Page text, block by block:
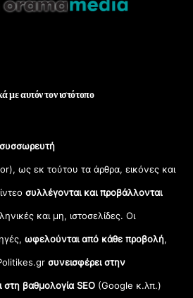
Top
με αυτόν τον ιστότοπο
ως εκ τούτου τα άρθρα, εικόνες και
συλλέγονται και προβάλλονται
και μη, ιστοσελίδες. Οι
ωφελούνται από κάθε προβολή,
συνεισφέρει στην
στη βαθμολογία SEO (Google κ.λπ.)